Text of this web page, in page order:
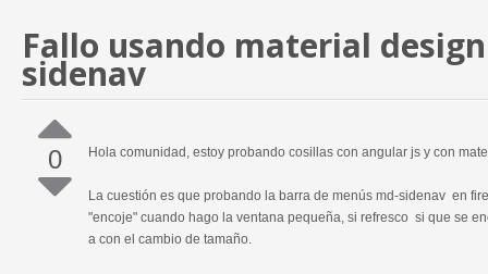
Fallo usando material
sidenav
0 Hola comunidad, estoy probando cosillas con angular js y con
La cuestión es que probando la barra de menús md-sidenav en
"encoje" cuando hago la ventana pequeña, si refresco si que se
a con el cambio de tamaño.